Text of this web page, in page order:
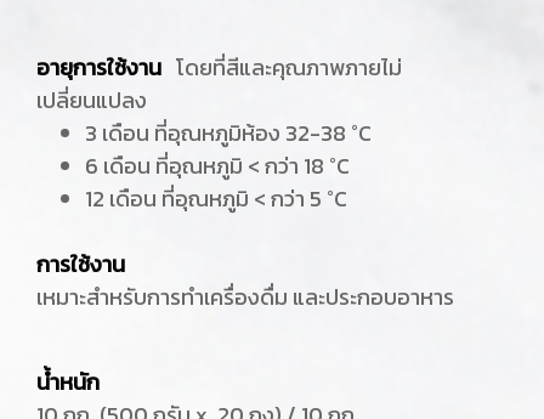
อายุการใช้งาน โดยที่สีและคุณภาพภายไม่
เปลี่ยนแปลง
3 เดือน ที่อุณหภูมิห้อง 32-38 °C
6 เดือน ที่อุณหภูมิ < กว่า 18 °C
12 เดือน ที่อุณหภูมิ < กว่า 5 °C
การใช้งาน
เหมาะสำหรับการทำเครื่องดื่ม และประกอบอาหาร
น้ำหนัก